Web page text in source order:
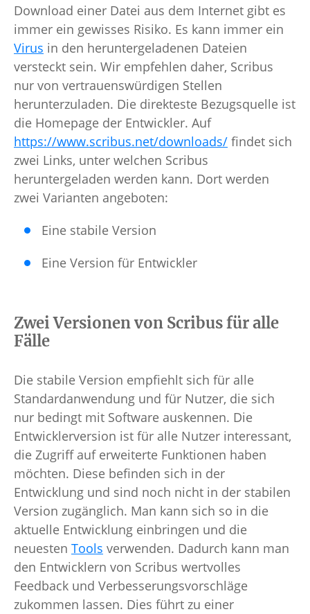
Download einer Datei aus dem Internet gibt es
immer ein gewisses Risiko. Es kann immer ein
Virus in den heruntergeladenen Dateien
versteckt sein. Wir empfehlen daher, Scribus
nur von vertrauenswürdigen Stellen
herunterzuladen. Die direkteste Bezugsquelle ist
die Homepage der Entwickler. Auf
https://www.scribus.net/downloads/ findet sich
zwei Links, unter welchen Scribus
heruntergeladen werden kann. Dort werden
zwei Varianten angeboten:
Eine stabile Version
Eine Version für Entwickler
Zwei Versionen von Scribus für alle
Fälle
Die stabile Version empfiehlt sich für alle
Standardanwendung und für Nutzer, die sich
nur bedingt mit Software auskennen. Die
Entwicklerversion ist für alle Nutzer interessant,
die Zugriff auf erweiterte Funktionen haben
möchten. Diese befinden sich in der
Entwicklung und sind noch nicht in der stabilen
Version zugänglich. Man kann sich so in die
aktuelle Entwicklung einbringen und die
neuesten Tools verwenden. Dadurch kann man
den Entwicklern von Scribus wertvolles
Feedback und Verbesserungsvorschläge
zukommen lassen. Dies führt zu einer